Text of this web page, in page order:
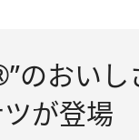
のおい
が登場